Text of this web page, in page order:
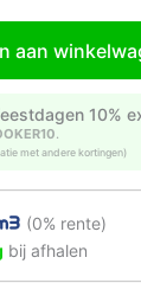
aan
10%
.
met andere kortingen)
(0% rente)
bij afhalen